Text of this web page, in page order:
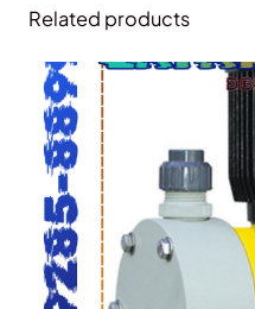
Related products